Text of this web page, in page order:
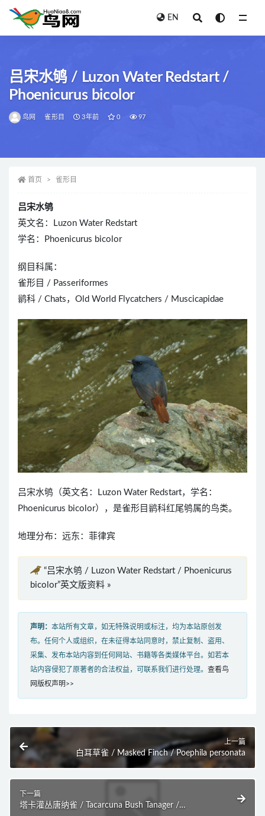
EN
吕宋水鸲 / Luzon Water Redstart /
Phoenicurus bicolor
鸟网 雀形目 3年前 0 97
首页 雀形目
吕宋水鸲
英文名：Luzon Water Redstart
学名：Phoenicurus bicolor
纲目科属：
雀形目 / Passeriformes
鹟科 / Chats，Old World Flycatchers / Muscicapidae
吕宋水鸲（英文名：Luzon Water Redstart，学名：
Phoenicurus bicolor），是雀形目鹟科红尾鸲属的鸟类。
地理分布：远东：菲律宾
“吕宋水鸲 / Luzon Water Redstart / Phoenicurus
bicolor”英文版资料 »
声明： 本站所有文章，如无特殊说明或标注，均为本站原创发
布。任何个人或组织，在未征得本站同意时，禁止复制、盗用、
采集、发布本站内容到任何网站、书籍等各类媒体平台。如若本
站内容侵犯了原著者的合法权益，可联系我们进行处理。 查看鸟
网版权声明>>
上一篇
白耳草雀 / Masked Finch / Poephila personata
下一篇
塔卡灌丛唐纳雀 / Tacarcuna Bush Tanager /